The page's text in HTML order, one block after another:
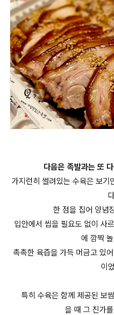
다음은 족발과는 또
가지런히 썰려있는 수육은 보기
한 점을 집어 양념
입안에서 씹을 필요도 없이 사
에 깜짝
촉촉한 육즙을 가득 머금고 있
이
특히 수육은 함께 제공된 보
을 때 그 진가